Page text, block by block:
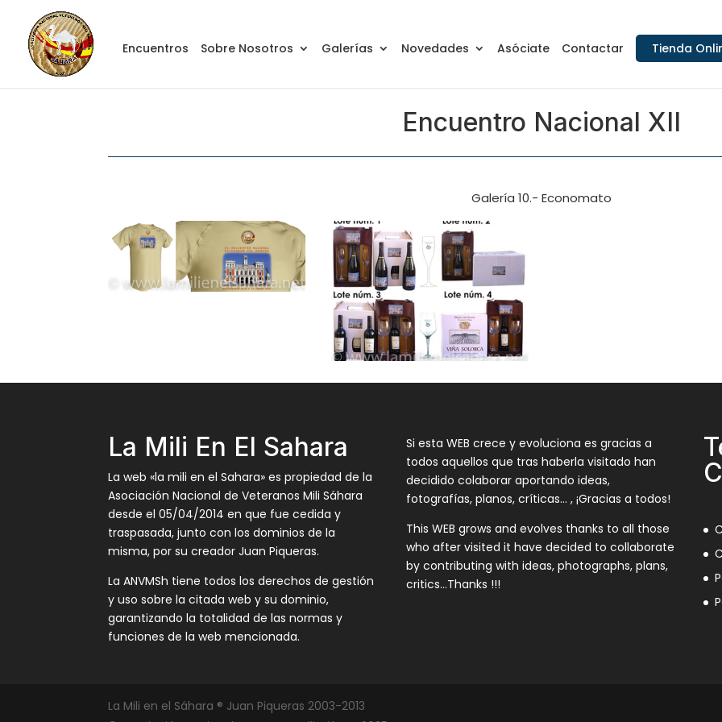
Encuentros Sobre Nosotros Galerías Novedades Asóciate Contactar Tienda
Encuentro Nacional XII
Galería 10.- Economato
La Mili En El Sahara
La web «la mili en el Sahara» es propiedad de la
Asociación Nacional de Veteranos Mili Sáhara
desde el 05/04/2014 en que fue cedida y
traspasada, junto con los dominios de la
misma, por su creador Juan Piqueras.
La ANVMSh tiene todos los derechos de gestión
y uso sobre la citada web y su dominio,
garantizando la totalidad de las normas y
funciones de la web mencionada.
Si esta WEB crece y evoluciona es gracias a
todos aquellos que tras haberla visitado han
decidido colaborar aportando ideas,
fotografías, planos, críticas… , ¡Gracias a todos!
This WEB grows and evolves thanks to all those
who after visited it have decided to collaborate
by contributing with ideas, photographs, plans,
critics…Thanks !!!
La Mili en el Sáhara ® Juan Piqueras 2003-2013